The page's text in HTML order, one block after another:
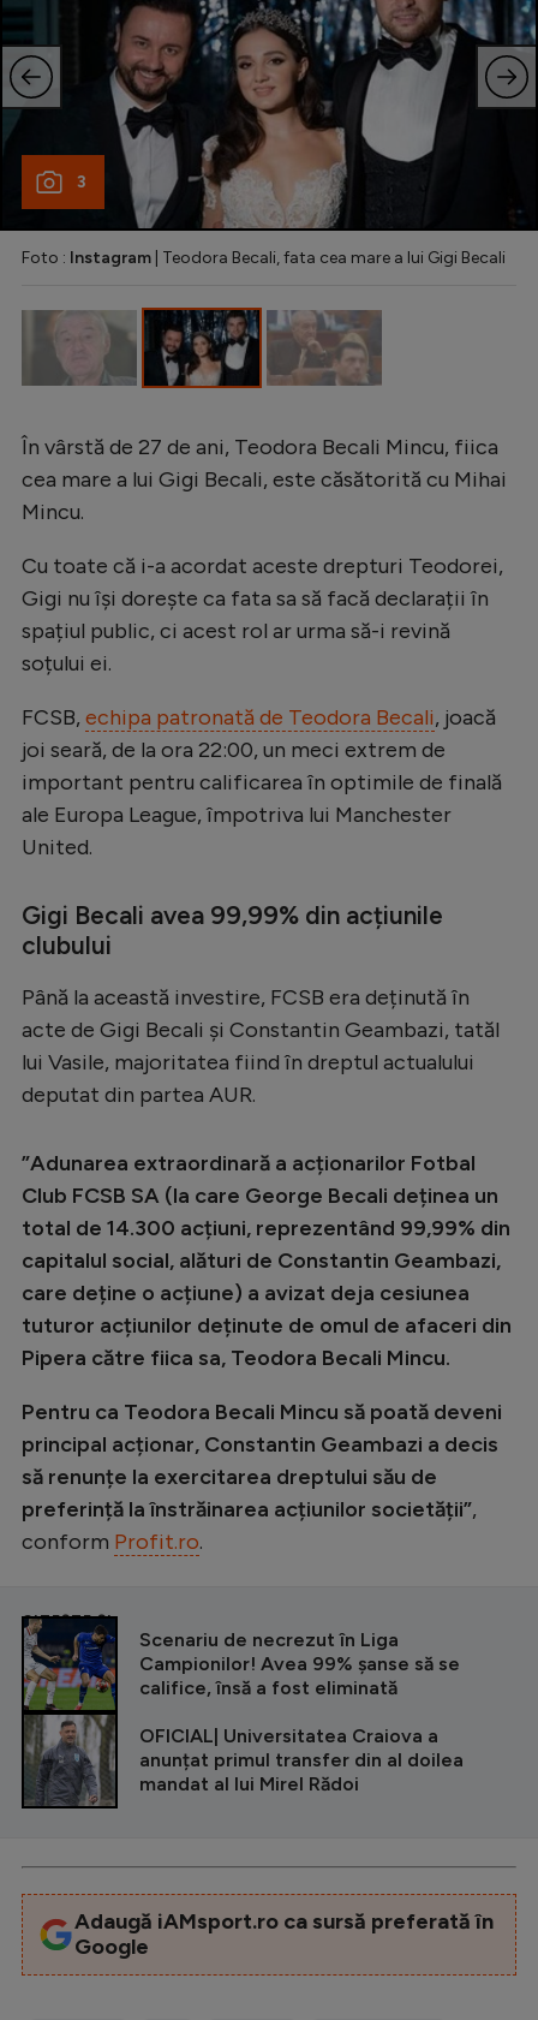
Auto
Rugby
Ciclism
Alte sporturi
JO 2024
JO 2026
Creează cont
3
Foto : Instagram | Teodora Becali, fata cea mare a lui Gigi Becali
În vârstă de 27 de ani, Teodora Becali Mincu, fiica
cea mare a lui Gigi Becali, este căsătorită cu Mihai
Mincu.
Cu toate că i-a acordat aceste drepturi Teodorei,
Gigi nu își dorește ca fata sa să facă declarații în
spațiul public, ci acest rol ar urma să-i revină
soțului ei.
FCSB, echipa patronată de Teodora Becali, joacă
joi seară, de la ora 22:00, un meci extrem de
important pentru calificarea în optimile de finală
ale Europa League, împotriva lui Manchester
United.
Gigi Becali avea 99,99% din acțiunile
clubului
Până la această investire, FCSB era deținută în
acte de Gigi Becali și Constantin Geambazi, tatăl
lui Vasile, majoritatea fiind în dreptul actualului
deputat din partea AUR.
”Adunarea extraordinară a acționarilor Fotbal
Club FCSB SA (la care George Becali deținea un
total de 14.300 acțiuni, reprezentând 99,99% din
capitalul social, alături de Constantin Geambazi,
care deține o acțiune) a avizat deja cesiunea
tuturor acțiunilor deținute de omul de afaceri din
Pipera către fiica sa, Teodora Becali Mincu.
Pentru ca Teodora Becali Mincu să poată deveni
principal acționar, Constantin Geambazi a decis
să renunțe la exercitarea dreptului său de
preferință la înstrăinarea acțiunilor societății”,
conform Profit.ro.
CITEȘTE ȘI
Scenariu de necrezut în Liga
Campionilor! Avea 99% șanse să se
califice, însă a fost eliminată
OFICIAL| Universitatea Craiova a
anunțat primul transfer din al doilea
mandat al lui Mirel Rădoi
Adaugă iAMsport.ro ca sursă preferată în
Google